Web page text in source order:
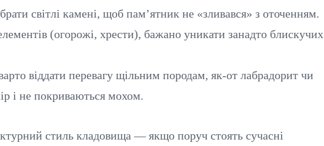
світлі камені, щоб пам’ятник не «зливався» з оточенням.
(огорожі, хрести), бажано уникати занадто блискучих
віддати перевагу щільним породам, як-от лабрадорит чи
і не покриваються мохом.
стиль кладовища — якщо поруч стоять сучасні